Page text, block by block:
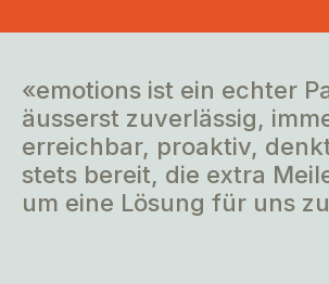
«emotions ist ein echter
äusserst zuverlässig,
erreichbar, proaktiv,
stets bereit, die extra
um eine Lösung für uns